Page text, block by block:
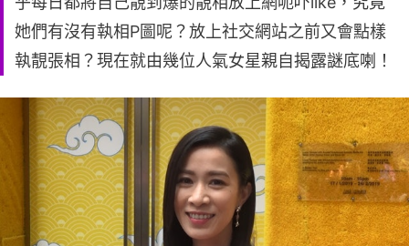
她們有沒有執相P圖呢？放上社交網站之前又會點樣
執靚張相？現在就由幾位人氣女星親自揭露謎底喇！